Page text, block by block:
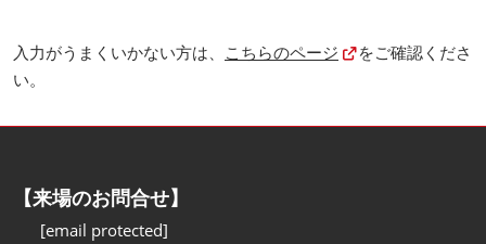
入力がうまくいかない方は、 こちらのページ
をご確認くださ
い。
【来場のお問合せ】
[email protected]